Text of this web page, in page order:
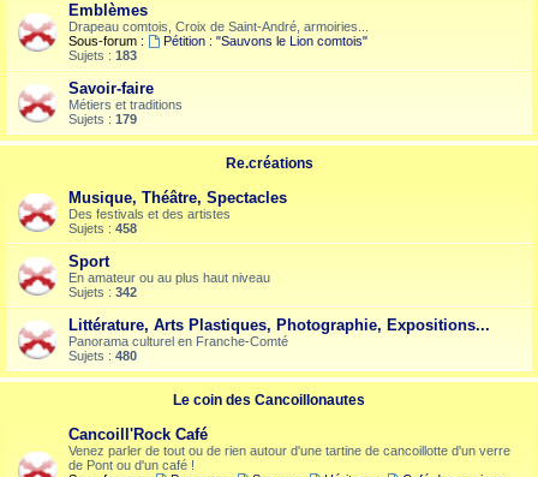
Emblèmes
Drapeau comtois, Croix de Saint-André, armoiries...
Sous-forum :
Pétition : "Sauvons le Lion comtois"
Sujets : 183
Savoir-faire
Métiers et traditions
Sujets : 179
Re.créations
Musique, Théâtre, Spectacles
Des festivals et des artistes
Sujets : 458
Sport
En amateur ou au plus haut niveau
Sujets : 342
Littérature, Arts Plastiques, Photographie, Expositions...
Panorama culturel en Franche-Comté
Sujets : 480
Le coin des Cancoillonautes
Cancoill'Rock Café
Venez parler de tout ou de rien autour d'une tartine de cancoillotte d'un verre
de Pont ou d'un café !